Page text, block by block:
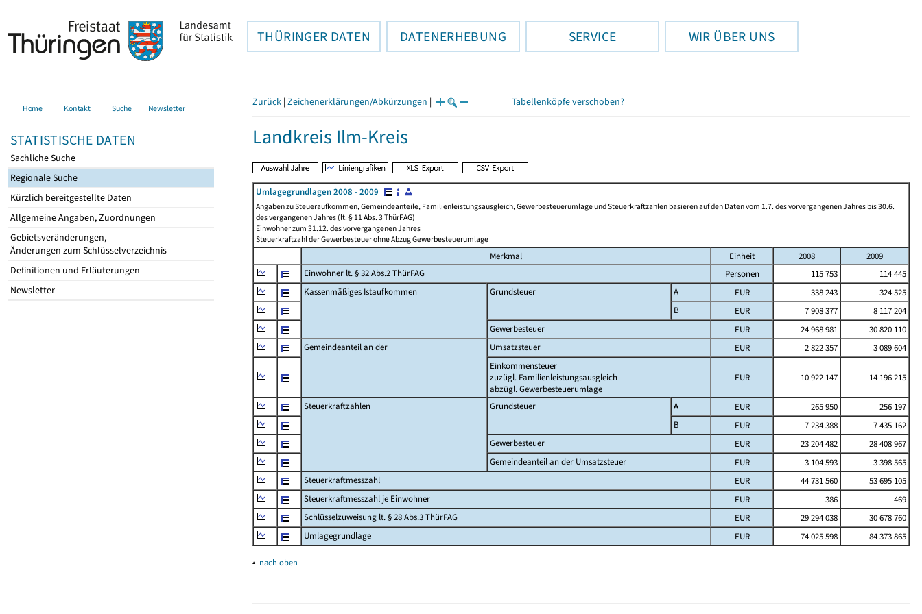
THÜRINGER DATEN DATENERHEBUNG SERVICE WIR ÜBER UNS
Home Kontakt Suche Newsletter
STATISTISCHE DATEN
Sachliche Suche
Regionale Suche
Kürzlich bereitgestellte Daten
Allgemeine Angaben, Zuordnungen
Gebietsveränderungen,
Änderungen zum Schlüsselverzeichnis
Definitionen und Erläuterungen
Newsletter
Zurück | Zeichenerklärungen/Abkürzungen | Tabellenköpfe verschoben?
Landkreis Ilm-Kreis
Umlagegrundlagen 2008 - 2009
Angaben zu Steueraufkommen, Gemeindeanteile, Familienleistungsausgleich, Gewerbesteuerumlage und Steuerkraftzahlen basieren auf den Daten vom 1.7. des vorvergangenen Jahres bis 30.6.
des vergangenen Jahres (lt. § 11 Abs. 3 ThürFAG)
Einwohner zum 31.12. des vorvergangenen Jahres
Steuerkraftzahl der Gewerbesteuer ohne Abzug Gewerbesteuerumlage
Merkmal Einheit 2008
2009
Einwohner lt. § 32 Abs.2 ThürFAG
Personen 115 753
114 445
Kassenmäßiges Istaufkommen
Grundsteuer A EUR 338 243
324 525
B
EUR 7 908 377
8 117 204
Gewerbesteuer
EUR 24 968 981
30 820 110
Gemeindeanteil an der
Umsatzsteuer EUR 2 822 357
3 089 604
Einkommensteuer
zuzügl. Familienleistungsausgleich
abzügl. Gewerbesteuerumlage
EUR 10 922 147 14 196 215
Steuerkraftzahlen Grundsteuer A EUR 265 950
256 197
B
EUR 7 234 388
7 435 162
Gewerbesteuer
EUR 23 204 482
28 408 967
Gemeindeanteil an der Umsatzsteuer
EUR 3 104 593
3 398 565
Steuerkraftmesszahl
EUR 44 731 560
53 695 105
Steuerkraftmesszahl je Einwohner
EUR 386
469
Schlüsselzuweisung lt. § 28 Abs.3 ThürFAG
EUR 29 294 038
30 678 760
Umlagegrundlage
EUR 74 025 598 84 373 865
▴ nach oben